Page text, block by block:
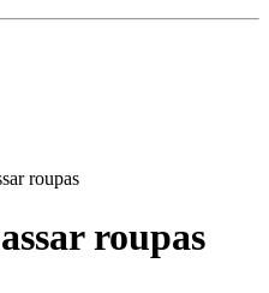
roupas
roupas